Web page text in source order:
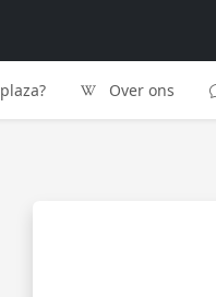
Over ons